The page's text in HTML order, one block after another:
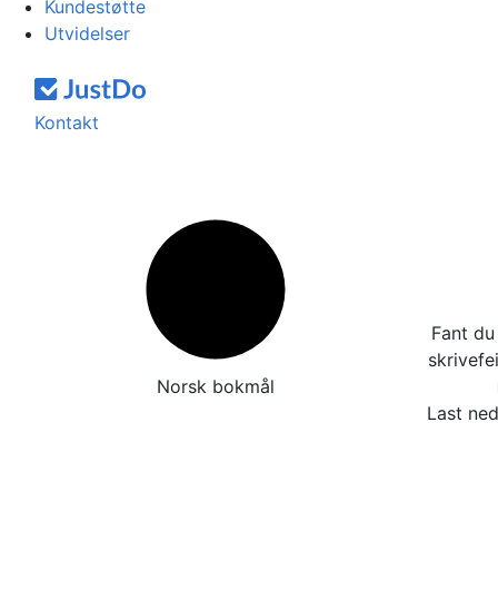
Kundestøtte
Utvidelser
Kontakt
Norsk bokmål
Fant
Last